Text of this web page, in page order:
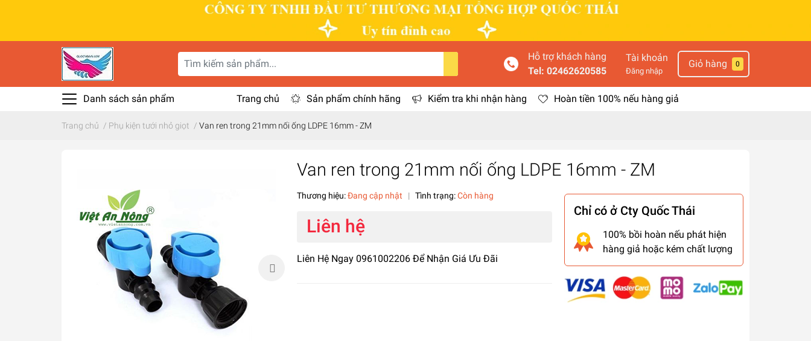
Hỗ trợ khách hàng
Tel: 02462620585
Tài khoản
Đăng nhập
Giỏ hàng 0
Danh sách sản phẩm Trang chủ Sản phẩm chính hãng Kiểm tra khi nhận hàng Hoàn tiền 100% nếu hàng giả
Trang chủ / Phụ kiện tưới nhỏ giọt / Van ren trong 21mm nối ống LDPE 16mm - ZM
Van ren trong 21mm nối ống LDPE 16mm - ZM
Thương hiệu:Đang cập nhật | Tình trạng:Còn hàng
Liên hệ
Liên Hệ Ngay 0961002206 Để Nhận Giá Ưu Đãi
Chỉ có ở Cty Quốc Thái
100% bồi hoàn nếu phát hiện
hàng giả hoặc kém chất lượng